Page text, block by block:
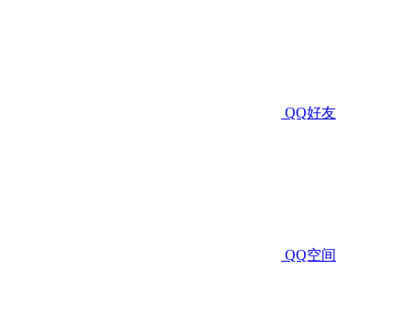
QQ好友
QQ空间